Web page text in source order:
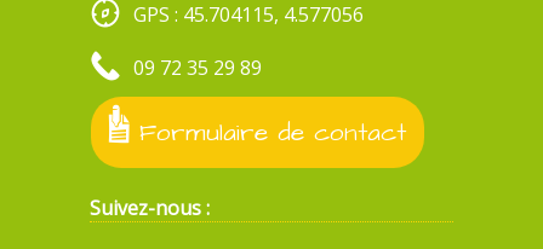
GPS : 45.704115, 4.577056
09 72 35 29 89
Formulaire de contact
Suivez-nous :